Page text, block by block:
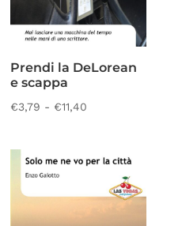
Prendi la DeLorean
e scappa
€3,79 - €11,40
da
€3,79